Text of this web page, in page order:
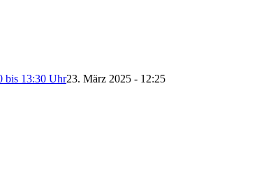
bis 13:30 Uhr23. März 2025 - 12:25